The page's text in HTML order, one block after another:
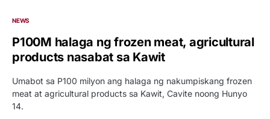
NEWS
P100M halaga ng frozen meat, agricultural
products nasabat sa Kawit
Umabot sa P100 milyon ang halaga ng nakumpiskang frozen
meat at agricultural products sa Kawit, Cavite noong Hunyo
14.